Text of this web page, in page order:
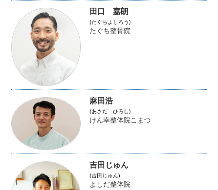
田口 嘉朗
(たぐちよしろう)
たぐち整骨院
麻田浩
(あさだ ひろし)
けん幸整体院こまつ
吉田じゅん
(吉田じゅん)
よしだ整体院